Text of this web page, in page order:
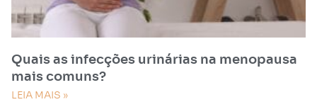
Quais as infecções urinárias na menopausa
mais comuns?
LEIA MAIS »